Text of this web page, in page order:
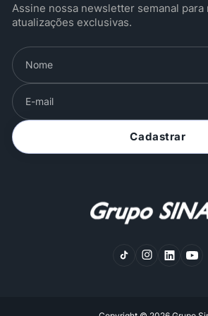
Assine nossa newsletter semanal para
atualizações exclusivas.
Cadastrar